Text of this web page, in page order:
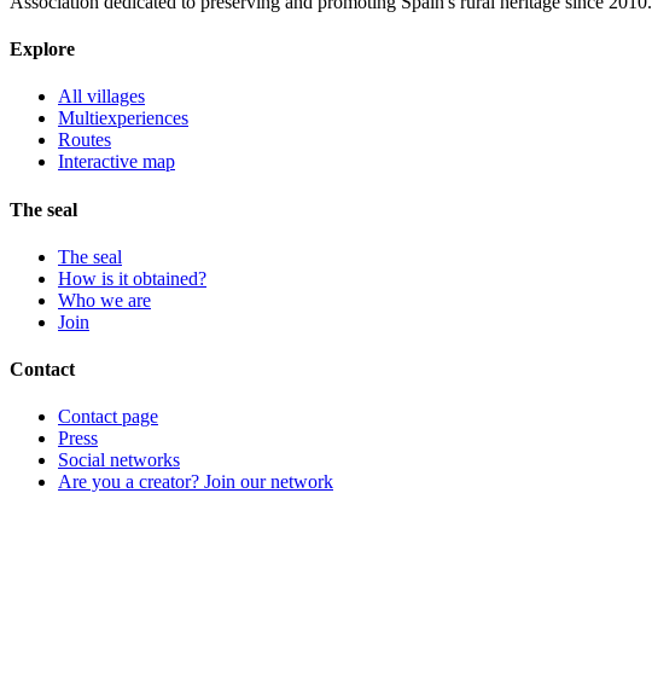
Explore
All villages
Multiexperiences
Routes
Interactive map
The seal
The seal
How is it obtained?
Who we are
Join
Contact
Contact page
Press
Social networks
Are you a creator? Join our network